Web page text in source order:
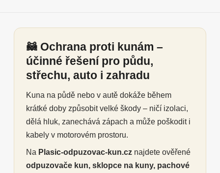
🦝 Ochrana proti kunám –
účinné řešení pro půdu,
střechu, auto i zahradu
Kuna na půdě nebo v autě dokáže během
krátké doby způsobit velké škody – ničí izolaci,
dělá hluk, zanechává zápach a může poškodit i
kabely v motorovém prostoru.
Na Plasic-odpuzovac-kun.cz najdete ověřené
odpuzovače kun, sklopce na kuny, pachové